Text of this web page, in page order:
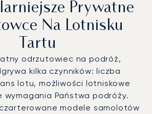
Prywatne
Na Lotnisku
Tartu
odrzutowiec na podróż,
kilka czynników: liczba
lotu, możliwości lotniskowe
wymagania Państwa podróży.
modele samolotów